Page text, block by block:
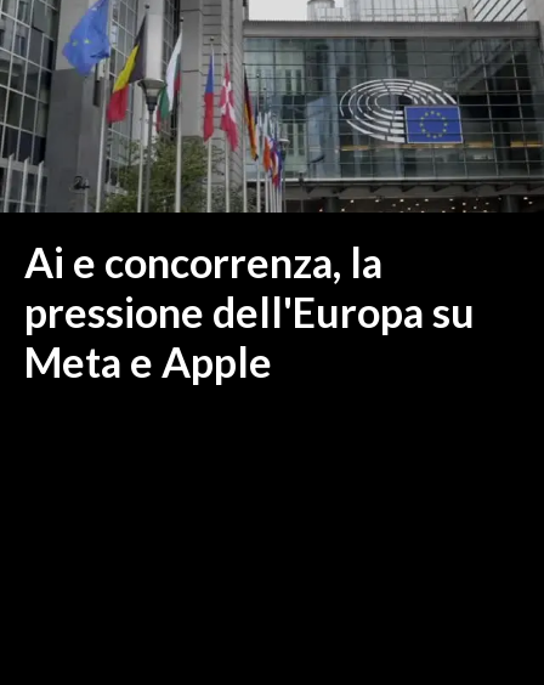
MEDIO CAMPIDANO
ORISTANO E PROVINCIA
SASSARI E PROVINCIA
GALLURA
NUORO E PROVINCIA
OGLIASTRA
ITALIA
MONDO
Ai e concorrenza, la
pressione dell'Europa su
Meta e Apple